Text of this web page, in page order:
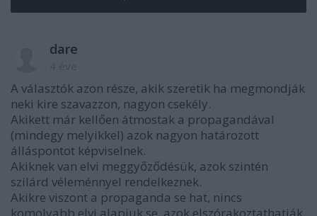
dare
A választók azon része, akik szeretik ha megmondják
neki kire szavazzon, nagyon csekély.
Akikett már kellően átmostak a propagandával
(mindegy melyikkel) azok nagyon határozott
álláspontot képviselnek.
Akiknek van elvi meggyőződésük, azok szintén
szilárd véleménnyel rendelkeznek.
Akikre viszont a propaganda se hat, nincs